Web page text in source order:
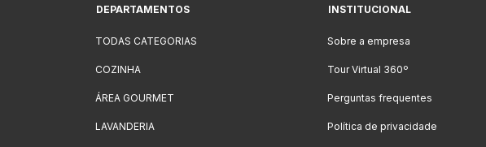
DEPARTAMENTOS
TODAS CATEGORIAS
COZINHA
ÁREA GOURMET
LAVANDERIA
INSTITUCIONAL
Sobre a empresa
Tour Virtual 360º
Perguntas frequentes
Política de privacidade